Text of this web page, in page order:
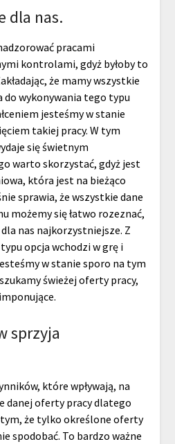
dla nas.
pracami
kontrolami, gdyż byłoby to
że mamy wszystkie
wykonywania tego typu
jesteśmy w stanie
takiej pracy. W tym
się świetnym
warto skorzystać, gdyż jest
która jest na bieżąco
sprawia, że wszystkie dane
możemy się łatwo rozeznać,
nas najkorzystniejsze. Z
opcja wchodzi w grę i
w stanie sporo na tym
świeżej oferty pracy,
sprzyja
które wpływają, na
danej oferty pracy dlatego
że tylko określone oferty
spodobać. To bardzo ważne